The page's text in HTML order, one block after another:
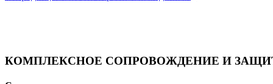
КОМПЛЕКСНОЕ СОПРОВОЖДЕНИЕ И